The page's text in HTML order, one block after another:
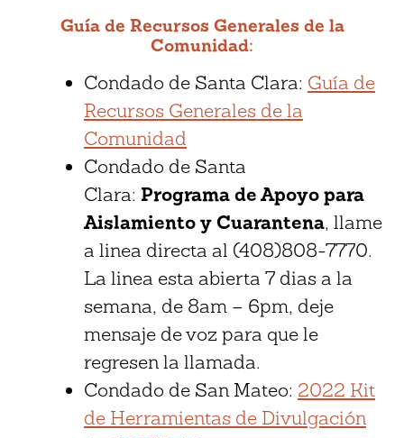
Guía de Recursos Generales de la
Comunidad:
Condado de Santa Clara: Guía de
Recursos Generales de la
Comunidad
Condado de Santa
Clara: Programa de Apoyo para
Aislamiento y Cuarantena, llame
a linea directa al (408)808-7770.
La linea esta abierta 7 dias a la
semana, de 8am – 6pm, deje
mensaje de voz para que le
regresen la llamada.
Condado de San Mateo: 2022 Kit
de Herramientas de Divulgación